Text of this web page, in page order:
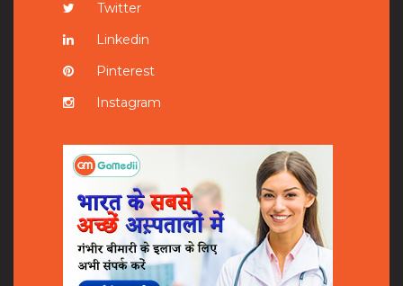
Twitter
Linkedin
Pinterest
Instagram